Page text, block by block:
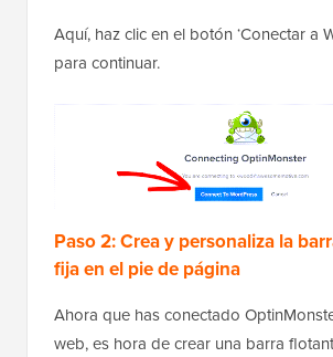
Aquí, haz clic en el botón ‘Conectar a
para continuar.
Paso 2: Crea y personaliza la
fija en el pie de página
Ahora que has conectado
web, es hora de crear una barra